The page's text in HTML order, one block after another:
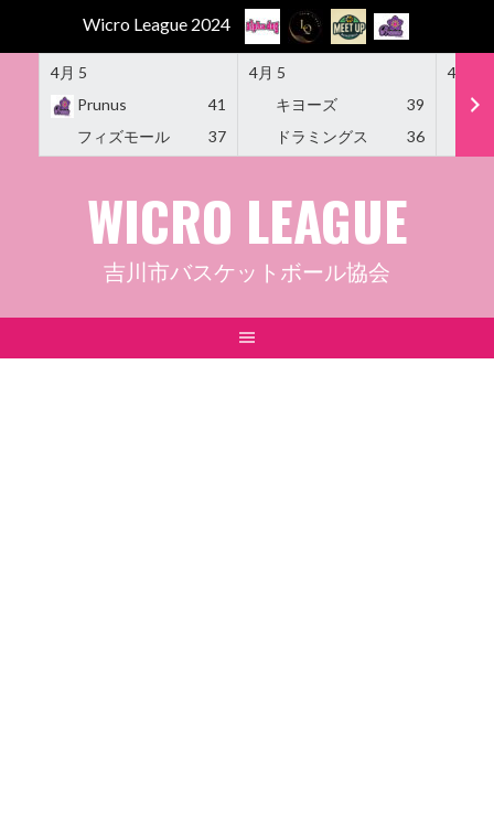
Wicro League 2024
4月 5
Prunus
41
フィズモール
37
4月 5
キヨーズ
39
ドラミングス
36
4月 5
WICRO LEAGUE
吉川市バスケットボール協会